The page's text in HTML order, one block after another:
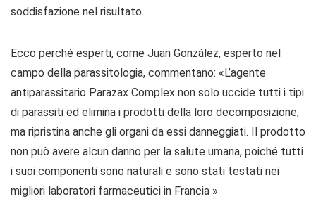
soddisfazione nel risultato.
Ecco perché esperti, come Juan González, esperto nel
campo della parassitologia, commentano: «L’agente
antiparassitario Parazax Complex non solo uccide tutti i tipi
di parassiti ed elimina i prodotti della loro decomposizione,
ma ripristina anche gli organi da essi danneggiati. Il prodotto
non può avere alcun danno per la salute umana, poiché tutti
i suoi componenti sono naturali e sono stati testati nei
migliori laboratori farmaceutici in Francia »